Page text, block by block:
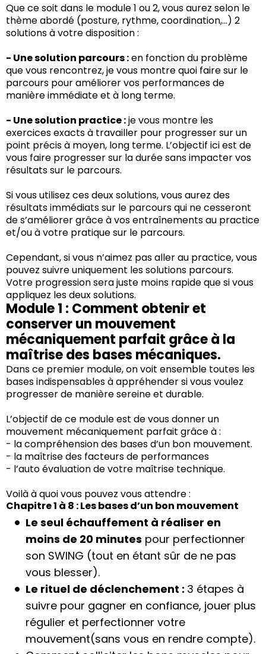
Que ce soit dans le module 1 ou 2, vous aurez selon le
thème abordé (posture, rythme, coordination,...) 2
solutions à votre disposition :
- Une solution parcours :en fonction du problème
que vous rencontrez, je vous montre quoi faire sur le
parcours pour améliorer vos performances de
manière immédiate et à long terme.
- Une solution practice :je vous montre les
exercices exacts à travailler pour progresser sur un
point précis à moyen, long terme. L’objectif ici est de
vous faire progresser sur la durée sans impacter vos
résultats sur le parcours.
Si vous utilisez ces deux solutions, vous aurez des
résultats immédiats sur le parcours qui ne cesseront
de s’améliorer grâce à vos entraînements au practice
et/ou à votre pratique sur le parcours.
Cependant, si vous n’aimez pas aller au practice, vous
pouvez suivre uniquement les solutions parcours.
Votre progression sera juste moins rapide que si vous
appliquez les deux solutions.
Module 1 : Comment obtenir et
conserver un mouvement
mécaniquement parfait grâce à la
maîtrise des bases mécaniques.
Dans ce premier module, on voit ensemble toutes les
bases indispensables à appréhender si vous voulez
progresser de manière sereine et durable.
L’objectif de ce module est de vous donner un
mouvement mécaniquement parfait grâce à :
- la compréhension des bases d’un bon mouvement.
- la maîtrise des facteurs de performances
- l’auto évaluation de votre maîtrise technique.
Voilà à quoi vous pouvez vous attendre :
Chapitre 1 à 8 : Les bases d’un bon mouvement
Le seul échauffement à réaliser en
moins de 20 minutes pour perfectionner
son SWING (tout en étant sûr de ne pas
vous blesser).
Le rituel de déclenchement : 3 étapes à
suivre pour gagner en confiance, jouer plus
régulier et perfectionner votre
mouvement(sans vous en rendre compte).